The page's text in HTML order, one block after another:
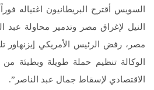
السويس أقترح البريطانيون اغتياله
النيل لإغراق مصر وتدمير محاولة عبد
مصر، رفض الرئيس الأمريكي إيزنهاور
الوكالة تنظيم حملة طويلة وبطيئة
الاقتصادي لإسقاط جمال عبد الناصر”.